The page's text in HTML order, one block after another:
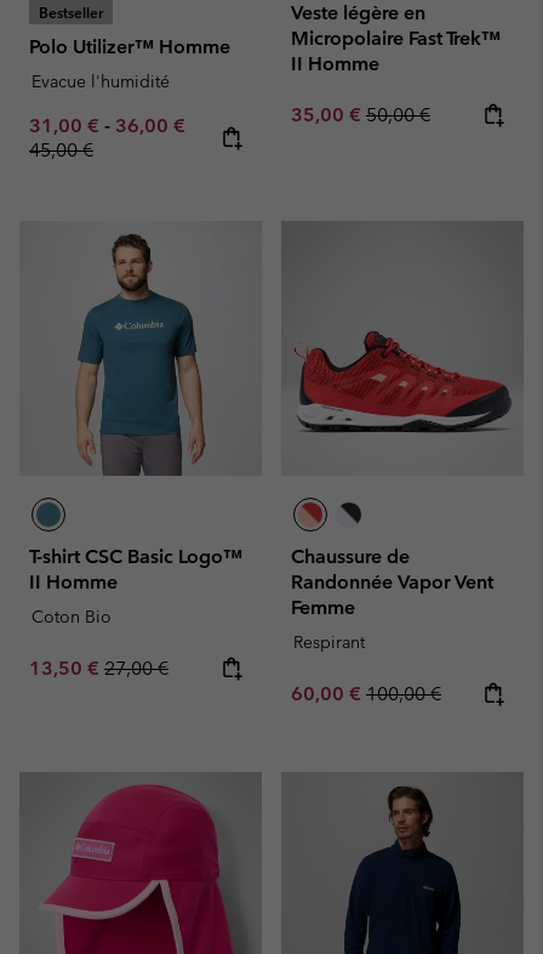
Bestseller
Polo Utilizer™ Homme
Evacue l'humidité
Minimum sale price:
31,00 € - Maximum sale price:
36,00 € Regular price:
45,00 €
Veste légère en
Micropolaire Fast Trek™
II Homme
Sale price:
35,00 € Regular price:
50,00 €
T-shirt CSC Basic Logo™
II Homme
Coton Bio
Sale price:
13,50 € Regular price:
27,00 €
Chaussure de
Randonnée Vapor Vent
Femme
Respirant
Sale price:
60,00 € Regular price:
100,00 €